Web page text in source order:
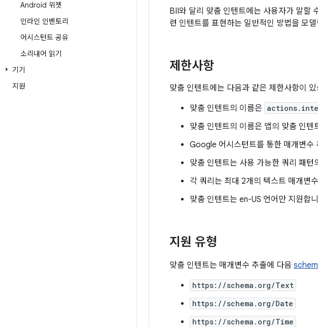
Android 위젯
인라인 인벤토리
어시스턴트 공유
소리내어 읽기
기기
지원
BII와 달리 맞춤 인텐트에는 사용자가 말할
련 인텐트를 표현하는 일반적인 방법을 모
제한사항
맞춤 인텐트에는 다음과 같은 제한사항이
맞춤 인텐트의 이름은
맞춤 인텐트의 이름은 앱의 맞춤 인텐
Google 어시스턴트를 통한 매개변수
맞춤 인텐트는 사용 가능한 쿼리 패턴
각 쿼리는 최대 2개의 텍스트 매개변
맞춤 인텐트는 en-US 언어만 지원합
지원 유형
맞춤 인텐트는 매개변수 추출에 다음
https://schema.org/Text
https://schema.org/Date
https://schema.org/Time